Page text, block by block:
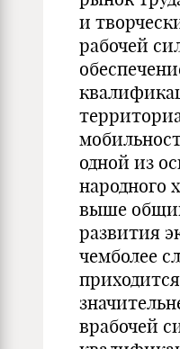
и
рабочей
одной из
народного
выше
развития
чемболее
врабочей